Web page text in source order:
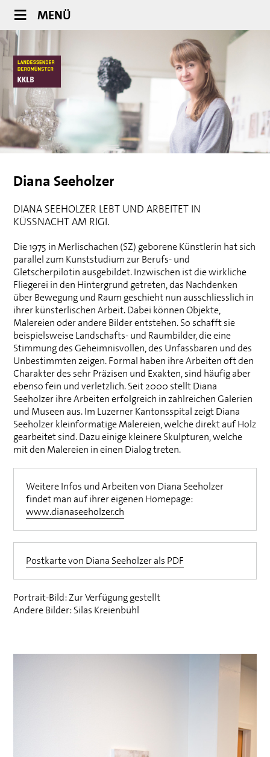
MENÜ
Diana Seeholzer
DIANA SEEHOLZER LEBT UND ARBEITET IN
KÜSSNACHT AM RIGI.
Die 1975 in Merlischachen (SZ) geborene Künstlerin hat sich
parallel zum Kunststudium zur Berufs- und
Gletscherpilotin ausgebildet. Inzwischen ist die wirkliche
Fliegerei in den Hintergrund getreten, das Nachdenken
über Bewegung und Raum geschieht nun ausschliesslich in
ihrer künsterlischen Arbeit. Dabei können Objekte,
Malereien oder andere Bilder entstehen. So schafft sie
beispielsweise Landschafts- und Raumbilder, die eine
Stimmung des Geheimnisvollen, des Unfassbaren und des
Unbestimmten zeigen. Formal haben ihre Arbeiten oft den
Charakter des sehr Präzisen und Exakten, sind häufig aber
ebenso fein und verletzlich. Seit 2000 stellt Diana
Seeholzer ihre Arbeiten erfolgreich in zahlreichen Galerien
und Museen aus. Im Luzerner Kantonsspital zeigt Diana
Seeholzer kleinformatige Malereien, welche direkt auf Holz
gearbeitet sind. Dazu einige kleinere Skulpturen, welche
mit den Malereien in einen Dialog treten.
Weitere Infos und Arbeiten von Diana Seeholzer
findet man auf ihrer eigenen Homepage:
www.dianaseeholzer.ch
Postkarte von Diana Seeholzer als PDF
Portrait-Bild: Zur Verfügung gestellt
Andere Bilder: Silas Kreienbühl